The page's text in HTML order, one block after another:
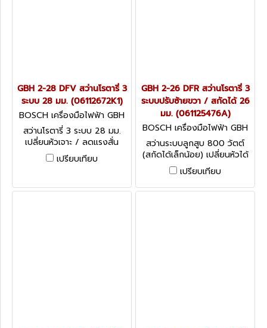
GBH 2-28 DFV สว่านโรตารี่ 3
ระบบ 28 มม. (06112672K1)
BOSCH เครื่องมือไฟฟ้า GBH
2-28 DFV (06112672K1)
สว่านโรตารี่ 3 ระบบ 28 มม.
เปลี่ยนหัวเจาะ / ลดแรงสั่น
สะเทือนขณะเจาะ การหมุนซ้าย/
ขวาเพื่อคลายดอกสว่านที่ติดขัด
เปรียบเทียบ
GBH 2-26 DFR สว่านโรตารี่ 3
ระบบปรับซ้ายขวา / สกัดได้ 26
มม. (061125476A)
BOSCH เครื่องมือไฟฟ้า GBH
2-26 DFR (061125476A)
สว่านระบบลูกสูบ 800 วัตต์
(สกัดได้เล็กน้อย) เปลี่ยนหัวได้
ระบบจับยึด SDS-plus การหมุน
ซ้าย/ขวาเพื่อคลายดอกสว่านที่
ติดขัด
เปรียบเทียบ